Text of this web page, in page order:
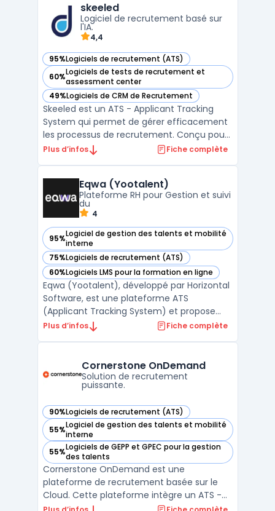
de talents, depuis la publication d'offres
d'empl ...
skeeled
Logiciel de recrutement basé sur
l'IA.
4,4
95%Logiciels de recrutement (ATS)
— voir skeeled dans cette catégorie
60%Logiciels de tests de recrutement et
assessment center
— voir skeeled dans cette catégorie
49%Logiciels de CRM de Recrutement
— voir skeeled dans cette catégorie
Skeeled est un ATS - Applicant Tracking
System qui permet de gérer efficacement
les processus de recrutement. Conçu pour
les entreprises de toutes tailles, skeeled
compétences et la gestion des
candidatures. Sa technologie d'in ...
Plus d’infos Fiche complète
Eqwa (Yootalent)
Plateforme RH pour Gestion et suivi
du
4
95%Logiciel de gestion des talents et mobilité
interne
— voir Eqwa (Yootalent) dans cette catégorie
75%Logiciels de recrutement (ATS)
— voir Eqwa (Yootalent) dans cette catégorie
60%Logiciels LMS pour la formation en ligne
— voir Eqwa (Yootalent) dans cette catégorie
Eqwa (Yootalent), développé par Horizontal
Software, est une plateforme ATS
(Applicant Tracking System) et propose
donc des outils pour améliorer et suivre la
suivi de la performance, facilitant les
évaluations annuelles grâ ...
Plus d’infos Fiche complète
Cornerstone OnDemand
Solution de recrutement
puissante.
90%Logiciels de recrutement (ATS)
— voir Cornerstone OnDemand dans cette catégorie
55%Logiciel de gestion des talents et mobilité
interne
— voir Cornerstone OnDemand dans cette catégorie
55%Logiciels de GEPP et GPEC pour la gestion
des talents
— voir Cornerstone OnDemand dans cette catégorie
Cornerstone OnDemand est une
plateforme de recrutement basée sur le
Cloud. Cette plateforme intègre un ATS -
Applicant Tracking System pour la gestion